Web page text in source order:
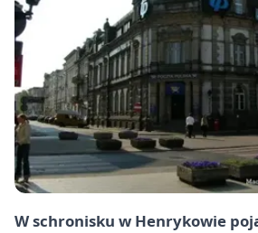
W schronisku w Henrykowie